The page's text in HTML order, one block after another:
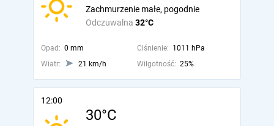
Odczuwalna 32°C
Zachmurzenie małe, pogodnie
Opad: 0 mm Ciśnienie: 1011 hPa
Wiatr:
21 km/h Wilgotność: 25%
12:00
30°C